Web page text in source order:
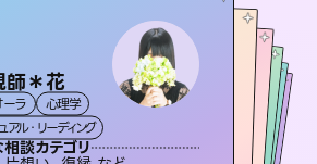
＊花
ラ
心理学
アル・リーディング
談カテゴリ
う 霊感オラクル
視・オーラ
ラクルカード
意な相談カテゴリ
桃源珠羽（ とうげんみう）
霊視・オーラ
スピリチュアル・リーディング
得意な相談カテゴリ
セラピスト理恵
霊視・オーラ
スピリチュアル・リーディング
得意な相談カテゴリ
彗望
霊視・オーラ
スピリチュアル・リーディング
アイリス -iris-
西洋占星術 タロット
ルーン